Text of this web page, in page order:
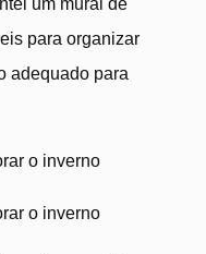
um mural de
para organizar
adequado para